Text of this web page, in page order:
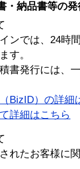
・納品書等の
ンでは、24時
す。
書発行には、
BizID）の詳細
詳細はこちら
れたお客様に